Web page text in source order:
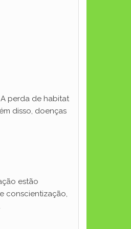
perda de habitat
disso, doenças
estão
conscientização,